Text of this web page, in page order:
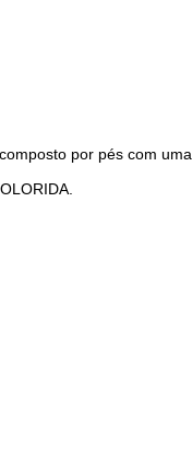
por pés com uma